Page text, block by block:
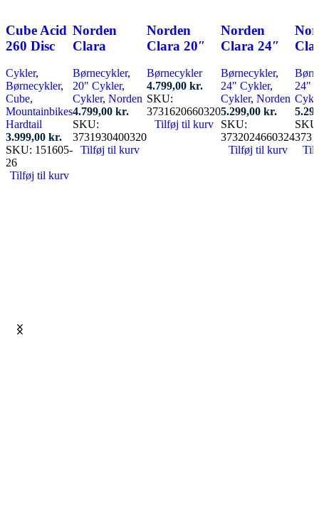
Cube Acid
260 Disc
Cykler,
Børnecykler,
Cube,
Mountainbikes
Hardtail
3.999,00 kr.
SKU: 151605-
26
Tilføj til kurv
Norden
Clara
Børnecykler,
20" Cykler,
Cykler, Norden
4.799,00 kr.
SKU:
3731930400320
Tilføj til kurv
Norden
Clara 20″
Børnecykler
4.799,00 kr.
SKU:
3731620660320
Tilføj til kurv
Norden
Clara 24″
Børnecykler,
24" Cykler,
Cykler, Norden
5.299,00 kr.
SKU:
3732024660324
Tilføj til kurv
24"